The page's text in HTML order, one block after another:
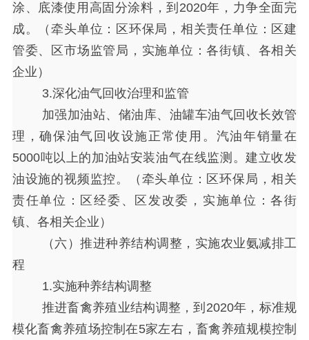
涂、底漆使用高固分涂料，到2020年，力争全面完
成。（牵头单位：区环保局，相关责任单位：区建
管委、区市场监管局，实施单位：各街镇、各相关
企业）
3.深化油气回收治理和监管
加强加油站、储油库、油罐车油气回收长效管
理，确保油气回收设施正常使用。汽油年销量在
5000吨以上的加油站安装油气在线监测。建立收发
油设施的视频监控。（牵头单位：区环保局，相关
责任单位：区经委、区发改委，实施单位：各街
镇、各相关企业）
（六）推进种养结构调整，实施农业氨减排工
程
1.实施种养结构调整
推进畜禽养殖业结构调整，到 2020年，标准规
模化畜禽养殖场控制在5家左右，畜禽养殖规模控制